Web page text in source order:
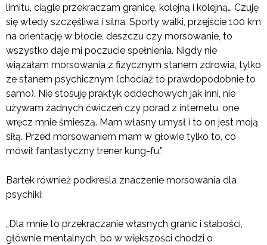
limitu, ciągle przekraczam granicę, kolejną i kolejną… Czuję
się wtedy szczęśliwa i silna. Sporty walki, przejście 100 km
na orientację w błocie, deszczu czy morsowanie, to
wszystko daje mi poczucie spełnienia. Nigdy nie
wiązałam morsowania z fizycznym stanem zdrowia, tylko
ze stanem psychicznym (chociaż to prawdopodobnie to
samo). Nie stosuję praktyk oddechowych jak inni, nie
używam żadnych ćwiczeń czy porad z internetu, one
wręcz mnie śmieszą. Mam własny umysł i to on jest moją
siłą. Przed morsowaniem mam w głowie tylko to, co
mówił fantastyczny trener kung-fu.”
Bartek również podkreśla znaczenie morsowania dla
psychiki:
„Dla mnie to przekraczanie własnych granic i słabości,
głównie mentalnych, bo w większości chodzi o